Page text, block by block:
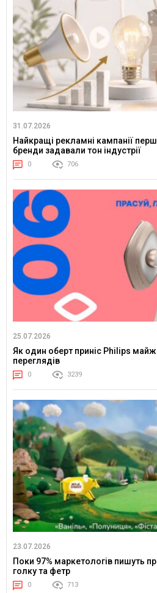
31.07.2026
Найкращі рекламні кампанії
бренди задавали тон індустрії
0 706
25.07.2026
Як один оберт приніс Philips
переглядів
0 3239
23.07.2026
Поки 97% маркетологів пишуть
голку та фетр
0 713